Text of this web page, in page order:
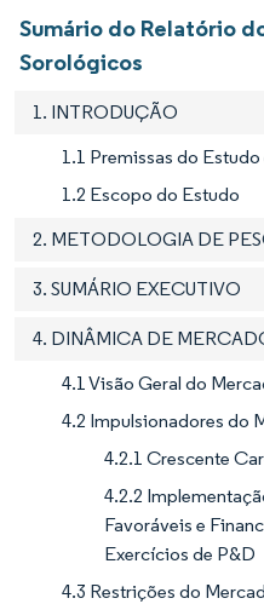
Sumário do Relatório
Sorológicos
1. INTRODUÇÃO
1.1 Premissas do
1.2 Escopo do Estudo
2. METODOLOGIA DE
3. SUMÁRIO EXECUTIVO
4. DINÂMICA DE
4.1 Visão Geral do
4.2 Impulsionadores do
4.2.1 Crescente
4.2.2
Favoráveis e
Exercícios de P&D
4.3 Restrições do